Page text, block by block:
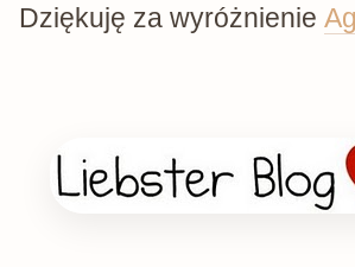
Dziękuję za wyróżnienie